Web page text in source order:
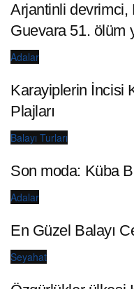
Arjantinli
Guevara 51. ölüm
Adalar
Karayiplerin İncisi
Plajları
Balayı Turları
Son moda: Küba
Adalar
En Güzel Balayı
Seyahat